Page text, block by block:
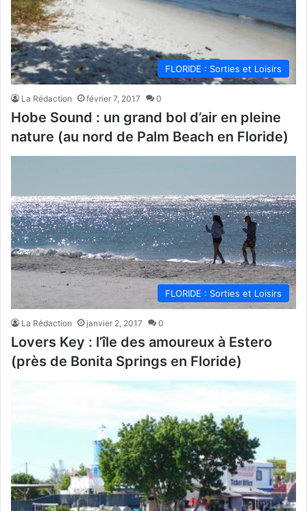
FLORIDE : Sorties et Loisirs
La Rédaction février 7, 2017 0
Hobe Sound : un grand bol d’air en pleine
nature (au nord de Palm Beach en Floride)
FLORIDE : Sorties et Loisirs
La Rédaction janvier 2, 2017 0
Lovers Key : l’île des amoureux à Estero
(près de Bonita Springs en Floride)